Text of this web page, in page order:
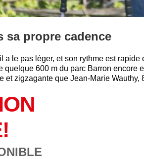
sa propre cadence
a le pas léger, et son rythme est
quelque 600 m du parc Barron encore
et zigzagante que Jean-Marie Wauthy,